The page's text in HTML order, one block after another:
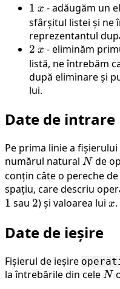
1
1 x
x - adăugăm un
sfârșitul listei și ne
reprezentantul
2
2 x
x - eliminăm
listă, ne întrebăm
după eliminare și
lui.
Date de intrare
Pe prima linie a
numărul natural N
N de
conțin câte o pereche
spațiu, care descriu
1 sau 2
2) și valoarea lui x
x.
Date de ieșire
Fișierul de ieșire
la întrebările din celeN
N